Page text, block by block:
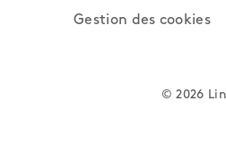
Gestion des cookies
© 2026